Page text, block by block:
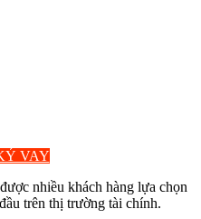
VAY
nhiều khách hàng lựa chọn
trên thị trường tài chính.